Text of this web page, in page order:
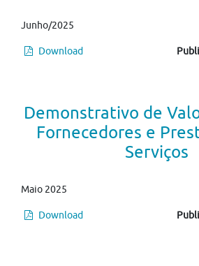
Junho/2025
Download
Demonstrativo de
Fornecedores e
Serviços
Maio 2025
Download